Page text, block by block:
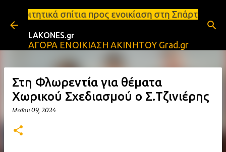
Μετάβαση στο κύριο περιεχόμενο
προς ενοικίαση στη Σπάρτη Ενοικιάσεις
LAKONES.gr
ΑΓΟΡΑ ΕΝΟΙΚΙΑΣΗ ΑΚΙΝΗΤΟΥ Grad.gr
Στη Φλωρεντία για θέματα
Χωρικού Σχεδιασμού ο Σ.Τζινιέρης
Μαΐου 09, 2024